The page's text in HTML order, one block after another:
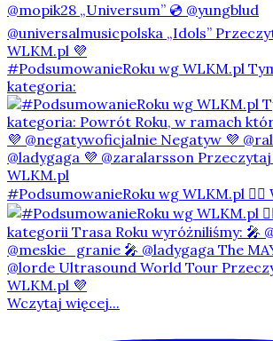
#PodsumowanieRoku wg WLKM.pl
kategoria:
#PodsumowanieRoku wg WLKM.pl 👇🏻
Wczytaj więcej...